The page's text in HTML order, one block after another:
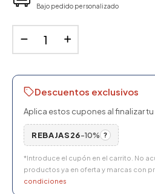
Bajo pedido personalizado
Descuentos exclusivos
Aplica estos cupones al finalizar
REBAJAS26-10% ?
*Introduce el cupón en el carrito. No
productos ya en oferta y marcas con
condiciones